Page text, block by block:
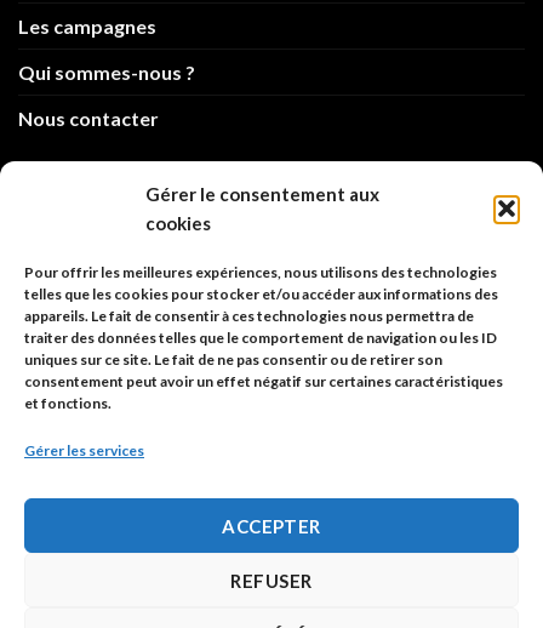
Gérer le consentement aux
cookies
Pour offrir les meilleures expériences, nous utilisons des technologies
telles que les cookies pour stocker et/ou accéder aux informations des
appareils. Le fait de consentir à ces technologies nous permettra de
traiter des données telles que le comportement de navigation ou les ID
uniques sur ce site. Le fait de ne pas consentir ou de retirer son
consentement peut avoir un effet négatif sur certaines caractéristiques
et fonctions.
Gérer les services
ACCEPTER
REFUSER
Les campagnes
Qui sommes-nous ?
Nous contacter
info@code-animal.com
Code Animal
26, rue principale
67480 Roppenheim
Adresse à utiliser pour les envois en AR.
Politique de confidentialité